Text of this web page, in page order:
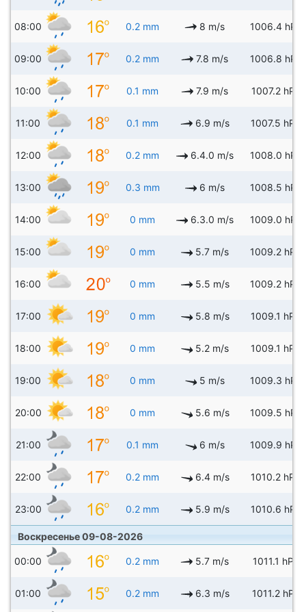
08:00 0.2 mm 8 m/s 1006.4 hPa
09:00 0.2 mm 7.8 m/s 1006.8 hPa
10:00 0.1 mm 7.9 m/s 1007.2 hPa
11:00 0.1 mm 6.9 m/s 1007.5 hPa
12:00 0.2 mm 6.4.0 m/s 1008.0 hPa
13:00 0.3 mm 6 m/s 1008.5 hPa
14:00 0 mm 6.3.0 m/s 1009.0 hPa
15:00 0 mm 5.7 m/s 1009.2 hPa
16:00 0 mm 5.5 m/s 1009.2 hPa
17:00 0 mm 5.8 m/s 1009.1 hPa
18:00 0 mm 5.2 m/s 1009.1 hPa
19:00 0 mm 5 m/s 1009.3 hPa
20:00 0 mm 5.6 m/s 1009.5 hPa
21:00 0.1 mm 6 m/s 1009.9 hPa
22:00 0.2 mm 6.4 m/s 1010.2 hPa
23:00 0.2 mm 5.9 m/s 1010.6 hPa
Воскресенье 09-08-2026
00:00 0.2 mm 5.7 m/s 1011.1 hPa
01:00 0.2 mm 6.3 m/s 1011.2 hPa